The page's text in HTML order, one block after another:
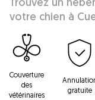
votre chien à
Couverture
des
vétérinaires
gratuite